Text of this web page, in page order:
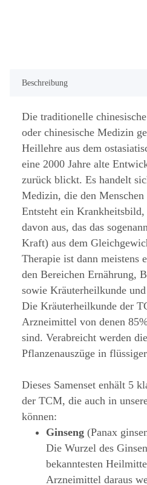
Beschreibung
Die traditionelle
oder chinesische Medizin
Heillehre aus dem
eine 2000 Jahre alte
zurück blickt. Es handelt
Medizin, die den Menschen
Entsteht ein
davon aus, das das
Kraft) aus dem
Therapie ist dann meistens
den Bereichen Ernährung,
sowie Kräuterheilkunde
Die Kräuterheilkunde der
Arzneimittel von denen
sind. Verabreicht werden
Pflanzenauszüge in
Dieses Samenset enhält 5
der TCM, die auch in
können:
Ginseng (Panax
Die Wurzel des
bekanntesten
Arzneimittel daraus